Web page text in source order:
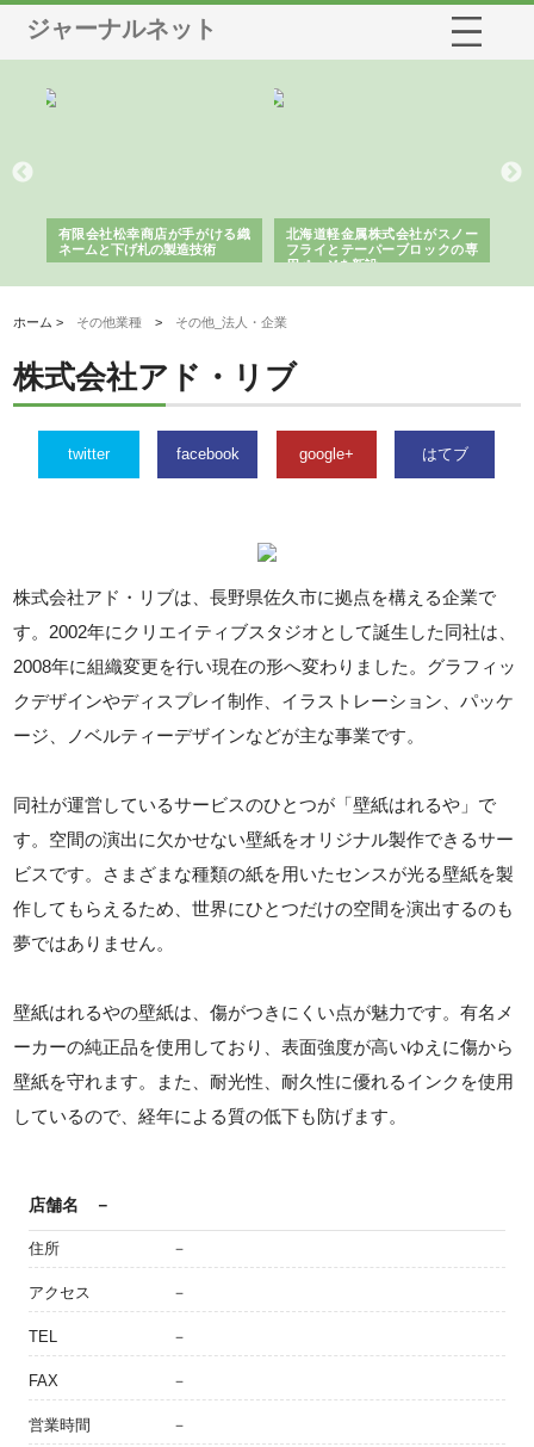
ジャーナルネット
有限会社松幸商店が手がける織
ネームと下げ札の製造技術
北海道軽金属株式会社がスノー
フライとテーパーブロックの専
用ページを新設
ホーム > その他業種 > その他_法人・企業
株式会社アド・リブ
twitter facebook google+ はてブ
株式会社アド・リブは、長野県佐久市に拠点を構える企業で
す。2002年にクリエイティブスタジオとして誕生した同社は、
2008年に組織変更を行い現在の形へ変わりました。グラフィッ
クデザインやディスプレイ制作、イラストレーション、パッケ
ージ、ノベルティーデザインなどが主な事業です。
同社が運営しているサービスのひとつが「壁紙はれるや」で
す。空間の演出に欠かせない壁紙をオリジナル製作できるサー
ビスです。さまざまな種類の紙を用いたセンスが光る壁紙を製
作してもらえるため、世界にひとつだけの空間を演出するのも
夢ではありません。
壁紙はれるやの壁紙は、傷がつきにくい点が魅力です。有名メ
ーカーの純正品を使用しており、表面強度が高いゆえに傷から
壁紙を守れます。また、耐光性、耐久性に優れるインクを使用
しているので、経年による質の低下も防げます。
店舗名 －
住所 －
アクセス －
TEL －
FAX －
営業時間 －